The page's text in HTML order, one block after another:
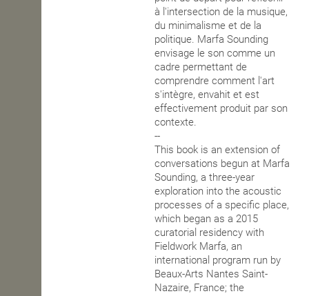
à l'intersection de la musique,
du minimalisme et de la
politique. Marfa Sounding
envisage le son comme un
cadre permettant de
comprendre comment l'art
s'intègre, envahit et est
effectivement produit par son
contexte.
--
This book is an extension of
conversations begun at Marfa
Sounding, a three-year
exploration into the acoustic
processes of a specific place,
which began as a 2015
curatorial residency with
Fieldwork Marfa, an
international program run by
Beaux-Arts Nantes Saint-
Nazaire, France; the